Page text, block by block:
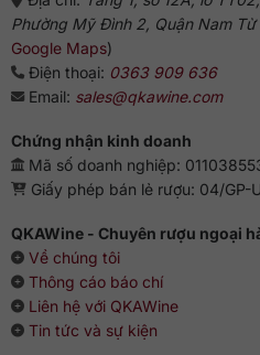
Nhiệt độ phục vụ lý tưởng của
quên lựa chọn thêm các món
Pháp như gà kho vang, ốc sên,
thuần Việt như cánh gà, các loại
ghẹ, tôm, cá…Những món ăn
Phường Mỹ Đình 2, Quận Nam
Google Maps)
Điện thoại: 0363 909 636
Email: sales@qkawine.com
Chứng nhận kinh doanh
Mã số doanh nghiệp:
Giấy phép bán lẻ rượu: 04/GP-
QKAWine - Chuyên rượu ngoại
Về chúng tôi
Thông cáo báo chí
Liên hệ với QKAWine
Tin tức và sự kiện